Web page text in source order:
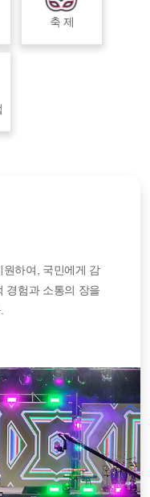
축 제
하여, 국민에게 감
경험과 소통의 장을